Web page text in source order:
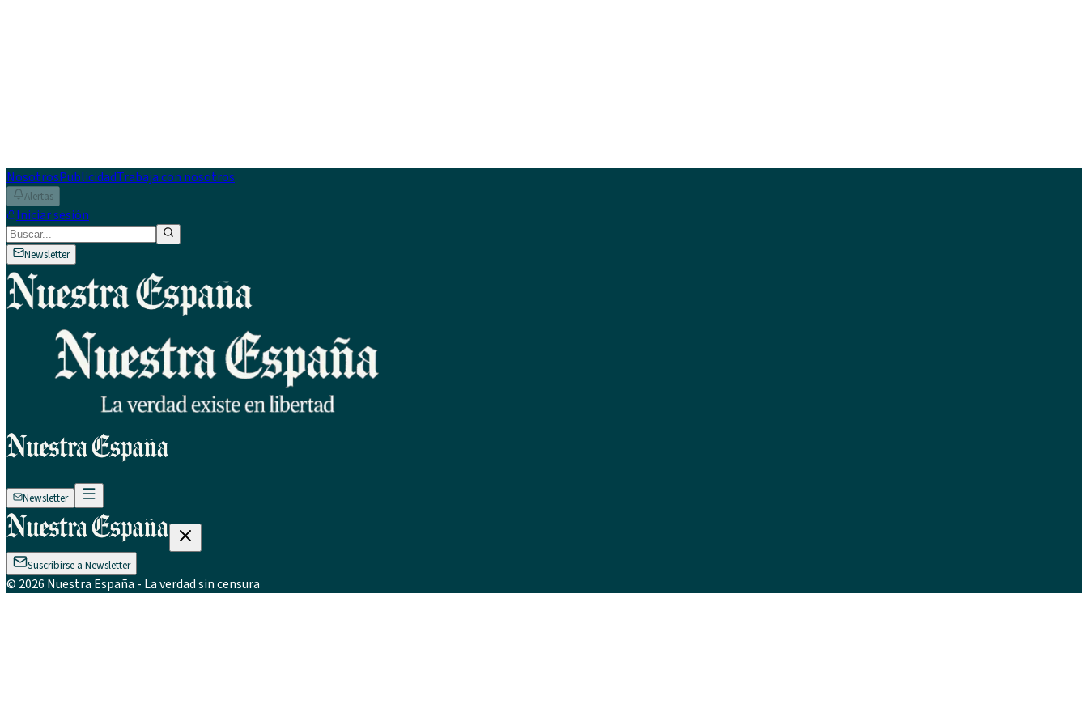
NosotrosPublicidadTrabaja con nosotros
Alertas
Iniciar sesión
Newsletter
Newsletter
Suscribirse a Newsletter
© 2026 Nuestra España - La verdad sin censura